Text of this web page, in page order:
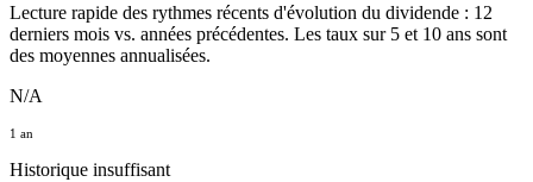
Lecture rapide des rythmes récents d'évolution du dividende : 12
derniers mois vs. années précédentes. Les taux sur 5 et 10 ans sont
des moyennes annualisées.
N/A
1 an
Historique insuffisant